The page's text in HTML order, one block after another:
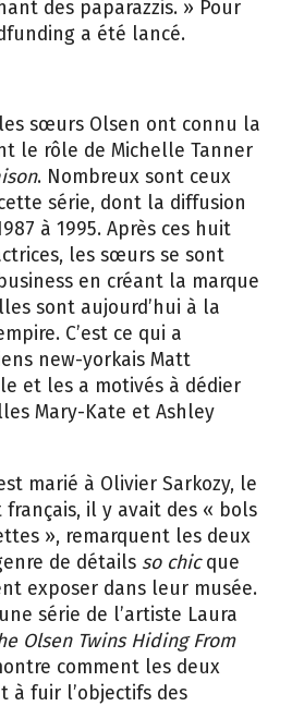
des paparazzis. » Pour
a été lancé.
les sœurs Olsen ont connu la
le rôle de Michelle Tanner
. Nombreux sont ceux
série, dont la diffusion
à 1995. Après ces huit
les sœurs se sont
en créant la marque
sont aujourd’hui à la
C’est ce qui a
new-yorkais Matt
et les a motivés à dédier
Mary-Kate et Ashley
marié à Olivier Sarkozy, le
français, il y avait des « bols
», remarquent les deux
de détails so chicque
exposer dans leur musée.
série de l’artiste Laura
Olsen Twins Hiding From
comment les deux
à fuir l’objectifs des